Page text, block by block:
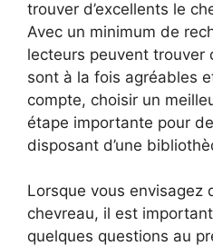
trouver d’excellents le
Avec un minimum de
lecteurs peuvent trouver
sont à la fois agréables
compte, choisir un
étape importante pour
disposant d’une
Lorsque vous envisagez
chevreau, il est
quelques questions au